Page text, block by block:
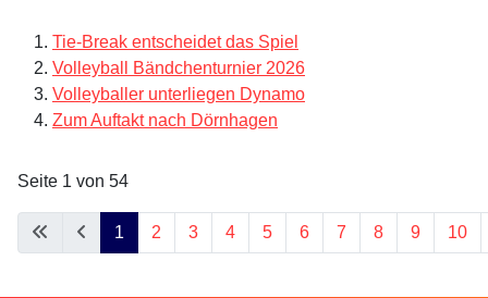
Tie-Break entscheidet das Spiel
Volleyball Bändchenturnier 2026
Volleyballer unterliegen Dynamo
Zum Auftakt nach Dörnhagen
Seite 1 von 54
1 2 3 4 5 6 7 8 9 10